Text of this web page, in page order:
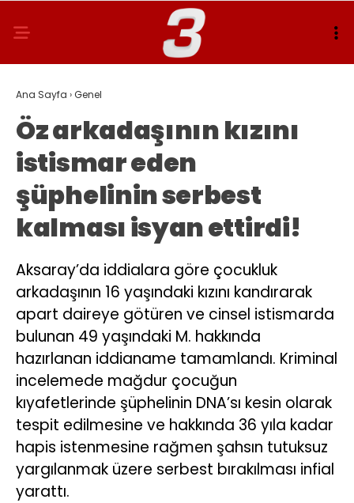
Ana Sayfa ›Genel
Öz arkadaşının kızını
istismar eden
şüphelinin serbest
kalması isyan ettirdi!
Aksaray’da iddialara göre çocukluk
arkadaşının 16 yaşındaki kızını kandırarak
apart daireye götüren ve cinsel istismarda
bulunan 49 yaşındaki M. hakkında
hazırlanan iddianame tamamlandı. Kriminal
incelemede mağdur çocuğun
kıyafetlerinde şüphelinin DNA’sı kesin olarak
tespit edilmesine ve hakkında 36 yıla kadar
hapis istenmesine rağmen şahsın tutuksuz
yargılanmak üzere serbest bırakılması infial
yarattı.